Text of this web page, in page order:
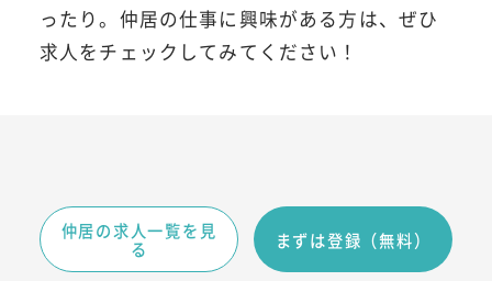
ったり。仲居の仕事に興味がある方は、ぜひ
求人をチェックしてみてください！
仲居の求人一覧を見
る
まずは登録（無料）